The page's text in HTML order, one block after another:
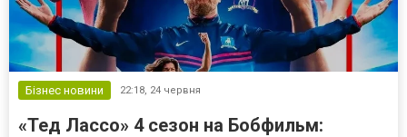
Бізнес новини 22:18, 24 червня
«Тед Лассо» 4 сезон на Бобфильм: